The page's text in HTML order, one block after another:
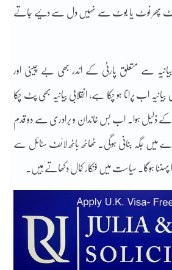
ووٹ پھر نوٹ یا بوٹ سے نہیں دل سے دئیے جاتے
بیانیہ سے متعلق پارٹی کے اندر بھی بے چینی اور
اب پرانا ہو چکا ہے، انقلابی بیانیہ بھی پٹ چکا
کے ذلیل ہوا۔ اب بس خاندان و برادری سے دو قدم
میں جگہ بنانی ہوگی۔ ٹھاٹھ باٹھ لائف سٹائل سے
پہننا ہوگا۔ سیاست میں فنکار کمال دکھاتے ہیں۔